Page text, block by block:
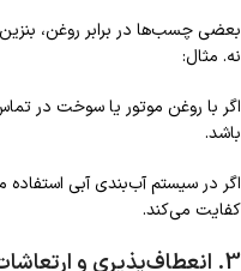
بعضی چسب‌ها در برابر روغن،
نه. مثال:
اگر با روغن موتور یا سوخت در
باشد.
اگر در سیستم آب‌بندی آبی
کفایت می‌کند.
3. انعطاف‌پذیری و ارتعاشات